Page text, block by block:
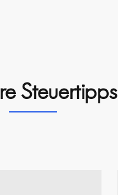
Steuertipps